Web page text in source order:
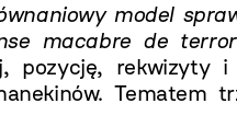
model
macabre de
pozycję, rekwizyty